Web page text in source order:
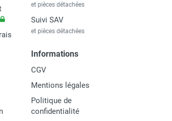
et pièces détachées
Suivi SAV
et pièces détachées
Informations
CGV
Mentions légales
Politique de
confidentialité